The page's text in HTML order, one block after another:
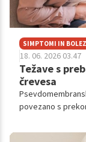
SIMPTOMI IN
18. 06. 2026 03.47
Težave s
črevesa
povezano s